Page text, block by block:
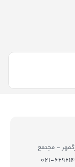
- مجتمع
شماره تماس : ۶۶۹۶۱۴۵۸-۰۲۱